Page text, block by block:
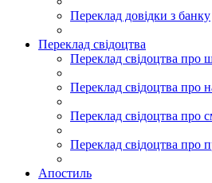
Переклад довідки з банку
Переклад свідоцтва
Переклад свідоцтва про
Переклад свідоцтва про
Переклад свідоцтва про
Переклад свідоцтва про
Апостиль